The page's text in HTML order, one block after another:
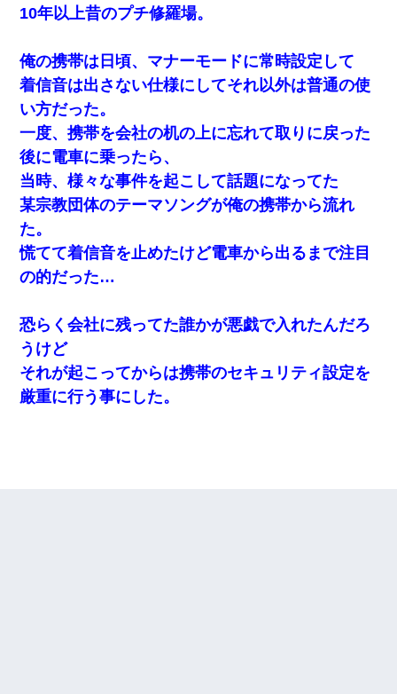
10年以上昔のプチ修羅場。
俺の携帯は日頃、マナーモードに常時設定して
着信音は出さない仕様にしてそれ以外は普通の使
い方だった。
一度、携帯を会社の机の上に忘れて取りに戻った
後に電車に乗ったら、
当時、様々な事件を起こして話題になってた
某宗教団体のテーマソングが俺の携帯から流れ
た。
慌てて着信音を止めたけど電車から出るまで注目
の的だった…
恐らく会社に残ってた誰かが悪戯で入れたんだろ
うけど
それが起こってからは携帯のセキュリティ設定を
厳重に行う事にした。